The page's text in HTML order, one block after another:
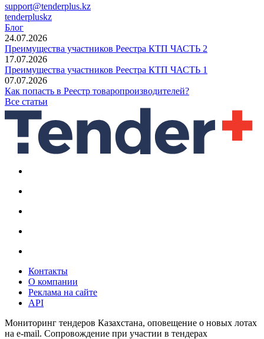
support@tenderplus.kz
tenderpluskz
Блог
24.07.2026
Преимущества участников Реестра КТП ЧАСТЬ 2
17.07.2026
Преимущества участников Реестра КТП ЧАСТЬ 1
07.07.2026
Как попасть в Реестр товаропроизводителей?
Все статьи
Контакты
О компании
Реклама на сайте
API
Мониторинг тендеров Казахстана, оповещение о новых лотах
на e-mail. Сопровождение при участии в тендерах